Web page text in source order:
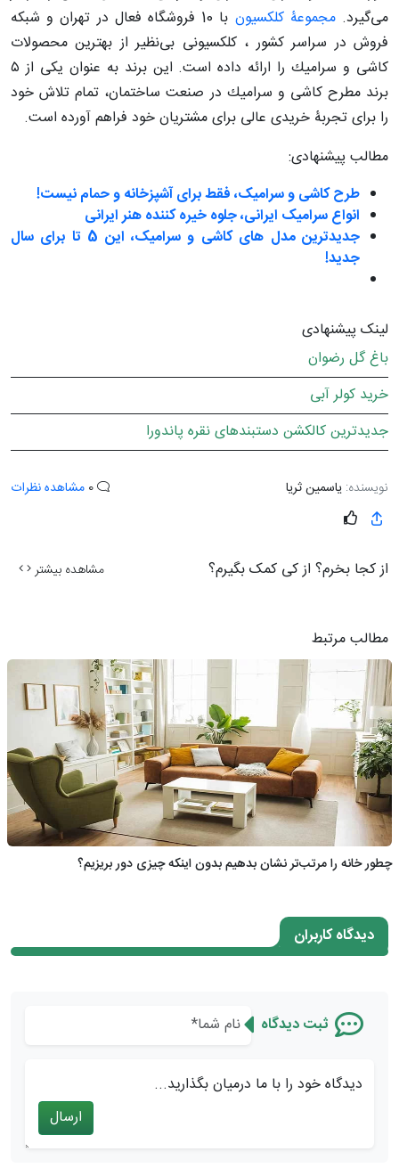
می‌گیرد.مجموعۀ كلكسیون
با 10 فروشگاه فعال در تهران و شبكه
فروش در سراسر كشور ، كلكسیونی بی‌نظیر از بهترین محصولات
كاشی و سرامیك را ارائه داده است. این برند به عنوان یكی از ٥
برند مطرح كاشی و سرامیك در صنعت ساختمان، تمام تلاش خود
را برای تجربۀ خریدی عالی برای مشتریان خود فراهم آورده است.
مطالب پیشنهادی:
طرح کاشی و سرامیک، فقط برای آشپزخانه و حمام نیست!
انواع سرامیک ایرانی، جلوه خیره کننده هنر ایرانی
جدیدترین مدل های کاشی و سرامیک، این 5 تا برای سال
جدید!
لینک پیشنهادی
باغ گل رضوان
خرید کولر آبی
جدیدترین کالکشن دستبندهای نقره پاندورا
نویسنده: یاسمین ثریا مشاهده نظرات
از کجا بخرم؟ از کی کمک بگیرم؟ مشاهده بیشتر
مطالب مرتبط
چطور خانه را مرتب‌تر نشان بدهیم بدون اینکه چیزی دور بریزیم؟
دیدگاه کاربران
ثبت دیدگاه
دیدگاه خود را با ما درمیان بگذارید...
ارسال